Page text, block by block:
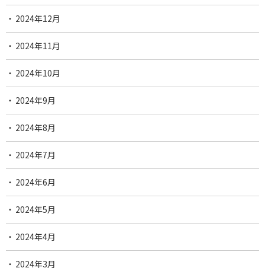
2024年12月
2024年11月
2024年10月
2024年9月
2024年8月
2024年7月
2024年6月
2024年5月
2024年4月
2024年3月